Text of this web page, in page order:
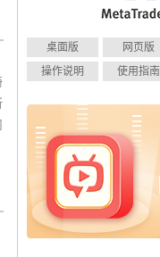
桌面版 网页版
操作说明
使用指南